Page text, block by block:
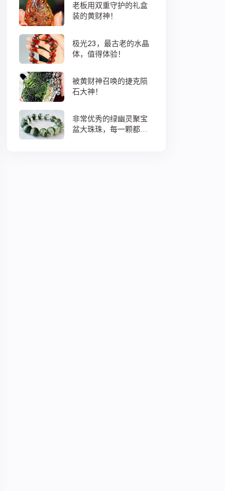
老板用双重守护的礼盒
装的黄财神！
极光23，最古老的水晶
体，值得体验！
被黄财神召唤的捷克陨
石大神！
非常优秀的绿幽灵聚宝
盆大珠珠，每一颗都蕴